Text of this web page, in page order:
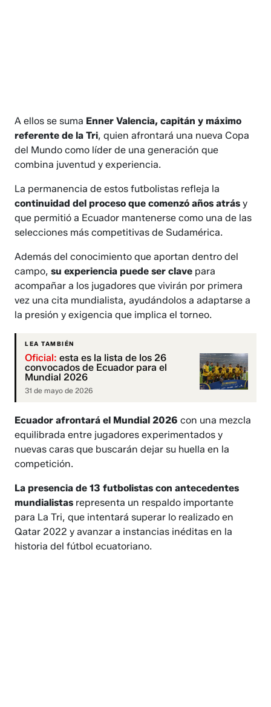
A ellos se suma Enner Valencia, capitán y máximo
referente de la Tri, quien afrontará una nueva Copa
del Mundo como líder de una generación que
combina juventud y experiencia.
La permanencia de estos futbolistas refleja la
continuidad del proceso que comenzó años atrás y
que permitió a Ecuador mantenerse como una de las
selecciones más competitivas de Sudamérica.
Además del conocimiento que aportan dentro del
campo,su experiencia puede ser clave para
acompañar a los jugadores que vivirán por primera
vez una cita mundialista, ayudándolos a adaptarse a
la presión y exigencia que implica el torneo.
LEA TAMBIÉN
Oficial: esta es la lista de los 26
convocados de Ecuador para el
Mundial 2026
31 de mayo de 2026
Ecuador afrontará el Mundial 2026 con una mezcla
equilibrada entre jugadores experimentados y
nuevas caras que buscarán dejar su huella en la
competición.
La presencia de 13 futbolistas con antecedentes
mundialistas representa un respaldo importante
para La Tri, que intentará superar lo realizado en
Qatar 2022 y avanzar a instancias inéditas en la
historia del fútbol ecuatoriano.